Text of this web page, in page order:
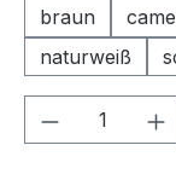
braun
naturweiß
Produkt